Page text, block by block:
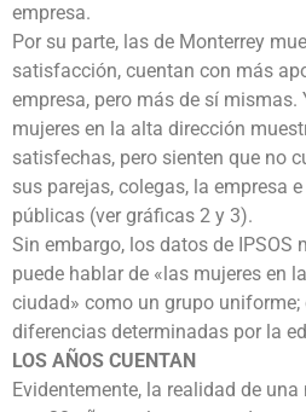
empresa.
Por su parte, las de Monterrey
satisfacción, cuentan con más
empresa, pero más de sí mismas.
mujeres en la alta dirección
satisfechas, pero sienten que no
sus parejas, colegas, la empresa
públicas (ver gráficas 2 y 3).
Sin embargo, los datos de IPSOS
puede hablar de «las mujeres en
ciudad» como un grupo
diferencias determinadas por la
LOS AÑOS CUENTAN
Evidentemente, la realidad de